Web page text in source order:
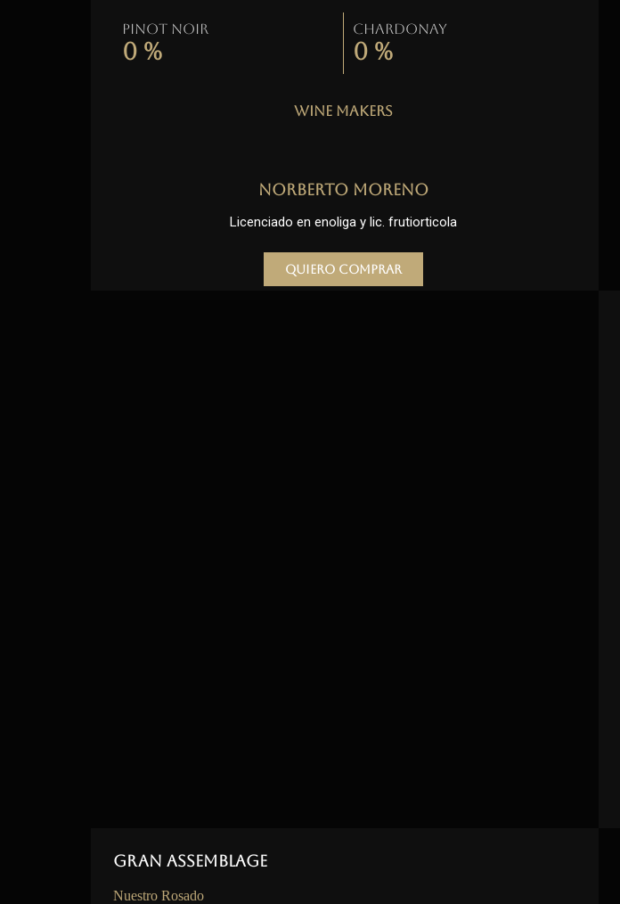
Pinot Noir
0 %
Chardonay
0 %
Wine Makers
Norberto Moreno
Licenciado en enoliga y lic. frutiorticola
Quiero comprar
Gran Assemblage
Nuestro Rosado